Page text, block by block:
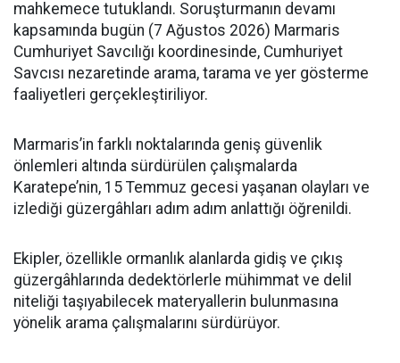
mahkemece tutuklandı. Soruşturmanın devamı
kapsamında bugün (7 Ağustos 2026) Marmaris
Cumhuriyet Savcılığı koordinesinde, Cumhuriyet
Savcısı nezaretinde arama, tarama ve yer gösterme
faaliyetleri gerçekleştiriliyor.
Marmaris’in farklı noktalarında geniş güvenlik
önlemleri altında sürdürülen çalışmalarda
Karatepe’nin, 15 Temmuz gecesi yaşanan olayları ve
izlediği güzergâhları adım adım anlattığı öğrenildi.
Ekipler, özellikle ormanlık alanlarda gidiş ve çıkış
güzergâhlarında dedektörlerle mühimmat ve delil
niteliği taşıyabilecek materyallerin bulunmasına
yönelik arama çalışmalarını sürdürüyor.